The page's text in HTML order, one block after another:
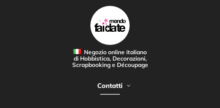
Negozio online italiano
di Hobbistica, Decorazioni,
Scrapbooking e Découpage
Contatti